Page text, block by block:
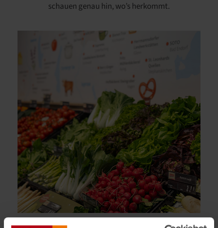
schauen genau hin, wo’s herkommt.